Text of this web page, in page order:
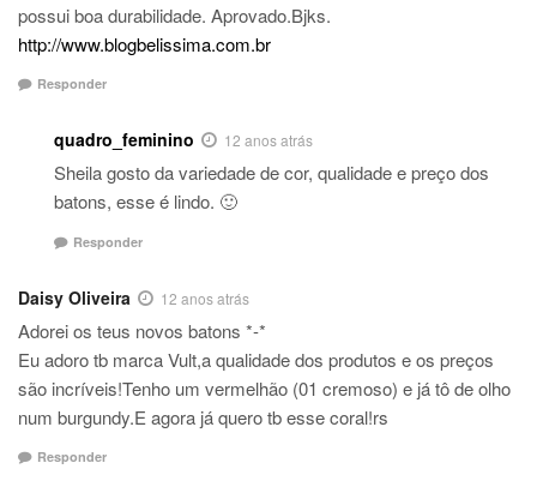
possui boa durabilidade. Aprovado.Bjks.
http://www.blogbelissima.com.br
Responder
quadro_feminino 12 anos atrás
Sheila gosto da variedade de cor, qualidade e preço dos
batons, esse é lindo. 🙂
Responder
Daisy Oliveira 12 anos atrás
Adorei os teus novos batons *-*
Eu adoro tb marca Vult,a qualidade dos produtos e os preços
são incríveis!Tenho um vermelhão (01 cremoso) e já tô de olho
num burgundy.E agora já quero tb esse coral!rs
Responder